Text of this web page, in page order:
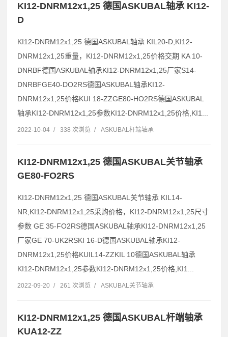
KI12-DNRM12x1,25 德国ASKUBAL轴承 KI12-
D
KI12-DNRM12x1,25 德国ASKUBAL轴承 KIL20-D,KI12-
DNRM12x1,25重量，KI12-DNRM12x1,25价格交期 KA 10-
DNRBF德国ASKUBAL轴承KI12-DNRM12x1,25厂家S14-
DNRBFGE40-DO2RS德国ASKUBAL轴承KI12-
DNRM12x1,25价格KUI 18-ZZGE80-HO2RS德国ASKUBAL
轴承KI12-DNRM12x1,25参数KI12-DNRM12x1,25价格,KI1...
2022-10-04 / 338 次浏览 / ASKUBAL杆端轴承
KI12-DNRM12x1,25 德国ASKUBAL关节轴承
GE80-FO2RS
KI12-DNRM12x1,25 德国ASKUBAL关节轴承 KIL14-
NR,KI12-DNRM12x1,25采购价格，KI12-DNRM12x1,25尺寸
参数 GE 35-FO2RS德国ASKUBAL轴承KI12-DNRM12x1,25
厂家GE 70-UK2RSKI 16-D德国ASKUBAL轴承KI12-
DNRM12x1,25价格KUIL14-ZZKIL 10德国ASKUBAL轴承
KI12-DNRM12x1,25参数KI12-DNRM12x1,25价格,KI1...
2022-09-20 / 261 次浏览 / ASKUBAL关节轴承
KI12-DNRM12x1,25 德国ASKUBAL杆端轴承
KUA12-ZZ